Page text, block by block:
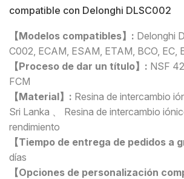
compatible con Delonghi DLSC002
【Modelos compatibles】: Delonghi
C002, ECAM, ESAM, ETAM, BCO, EC,
【Proceso de dar un título】: NSF
FCM
【Material】: Resina de intercambio
Sri Lanka 、 Resina de intercambio
rendimiento
【Tiempo de entrega de pedidos a
días
【Opciones de personalización